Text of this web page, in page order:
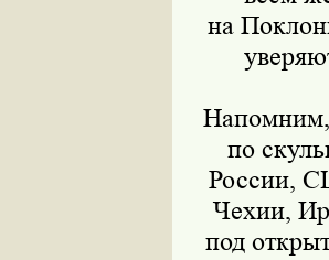
на
Напомним,
по
России,
Чехии,
под